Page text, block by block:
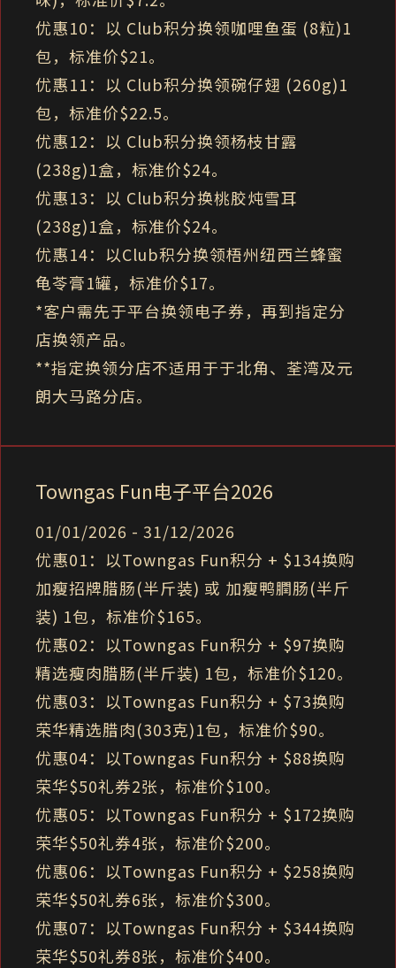
优惠10：以 Club积分换领咖哩鱼蛋 (8粒)1
包，标准价$21。
优惠11：以 Club积分换领碗仔翅 (260g)1
包，标准价$22.5。
优惠12：以 Club积分换领杨枝甘露
(238g)1盒，标准价$24。
优惠13：以 Club积分换桃胶炖雪耳
(238g)1盒，标准价$24。
优惠14：以Club积分换领梧州纽西兰蜂蜜
龟苓膏1罐，标准价$17。
*客户需先于平台换领电子券，再到指定分
店换领产品。
**指定换领分店不适用于于北角、荃湾及元
朗大马路分店。
Towngas Fun电子平台2026
01/01/2026 - 31/12/2026
优惠01：以Towngas Fun积分 + $134换购
加瘦招牌腊肠(半斤装) 或 加瘦鸭膶肠(半斤
装) 1包，标准价$165。
优惠02：以Towngas Fun积分 + $97换购
精选瘦肉腊肠(半斤装) 1包，标准价$120。
优惠03：以Towngas Fun积分 + $73换购
荣华精选腊肉(303克)1包，标准价$90。
优惠04：以Towngas Fun积分 + $88换购
荣华$50礼券2张，标准价$100。
优惠05：以Towngas Fun积分 + $172换购
荣华$50礼券4张，标准价$200。
优惠06：以Towngas Fun积分 + $258换购
荣华$50礼券6张，标准价$300。
优惠07：以Towngas Fun积分 + $344换购
荣华$50礼券8张，标准价$400。